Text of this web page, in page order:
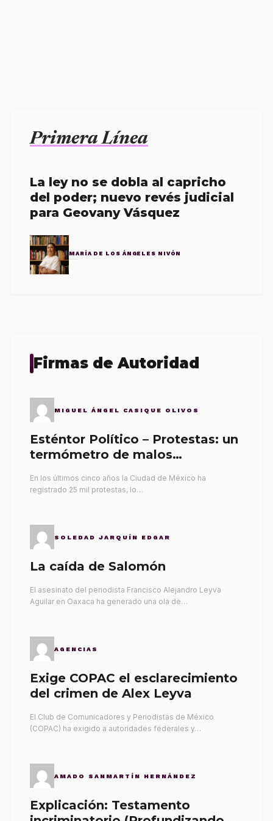
Primera Línea
La ley no se dobla al capricho
del poder; nuevo revés judicial
para Geovany Vásquez
MARÍA DE LOS ÁNGELES NIVÓN
Firmas de Autoridad
MIGUEL ÁNGEL CASIQUE OLIVOS
Esténtor Político – Protestas: un
termómetro de malos
En los últimos cinco años la Ciudad de México ha
registrado 25 mil protestas, lo…
SOLEDAD JARQUÍN EDGAR
La caída de Salomón
El asesinato del periodista Francisco Alejandro Leyva
Aguilar en Oaxaca ha generado una ola de…
AGENCIAS
Exige COPAC el esclarecimiento
del crimen de Alex Leyva
El Club de Comunicadores y Periodistas de México
(COPAC) ha exigido a autoridades federales y…
AMADO SANMARTÍN HERNÁNDEZ
Explicación: Testamento